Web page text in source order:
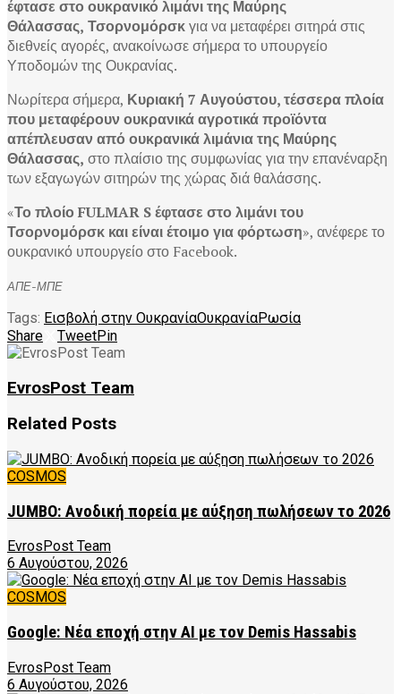
έφτασε στο ουκρανικό λιμάνι της Μαύρης
Θάλασσας, Τσορνομόρσκγια να μεταφέρει σιτηρά στις
διεθνείς αγορές, ανακοίνωσε σήμερα το υπουργείο
Υποδομών της Ουκρανίας.
Νωρίτερα σήμερα, Κυριακή 7 Αυγούστου, τέσσερα πλοία
που μεταφέρουν ουκρανικά αγροτικά προϊόντα
απέπλευσαν από ουκρανικά λιμάνια της Μαύρης
Θάλασσας, στο πλαίσιο της συμφωνίας για την επανέναρξη
των εξαγωγών σιτηρών της χώρας διά θαλάσσης.
«Το πλοίο FULMAR S έφτασε στο λιμάνι του
Τσορνομόρσκ και είναι έτοιμο για φόρτωση», ανέφερε το
ουκρανικό υπουργείο στο Facebook.
ΑΠΕ-ΜΠΕ
Tags: Εισβολή στην ΟυκρανίαΟυκρανίαΡωσία
Share
TweetPin
EvrosPost Team
Related Posts
COSMOS
JUMBO: Ανοδική πορεία με αύξηση πωλήσεων το 2026
EvrosPost Team
6 Αυγούστου, 2026
COSMOS
Google: Νέα εποχή στην AI με τον Demis Hassabis
EvrosPost Team
6 Αυγούστου, 2026